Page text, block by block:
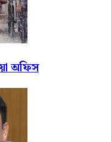
অফিস